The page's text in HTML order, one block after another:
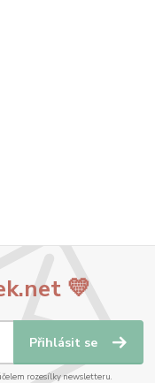
💛
Přihlásit se
rozesílky newsletteru.